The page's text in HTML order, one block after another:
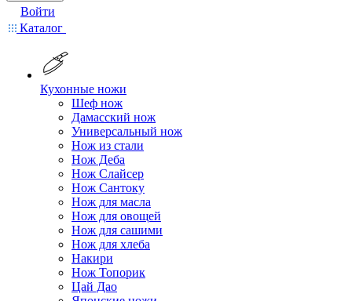
Войти
Каталог
Кухонные ножи
Шеф нож
Дамасский нож
Универсальный нож
Нож из стали
Нож Деба
Нож Слайсер
Нож Сантоку
Нож для масла
Нож для овощей
Нож для сашими
Нож для хлеба
Накири
Нож Топорик
Цай Дао